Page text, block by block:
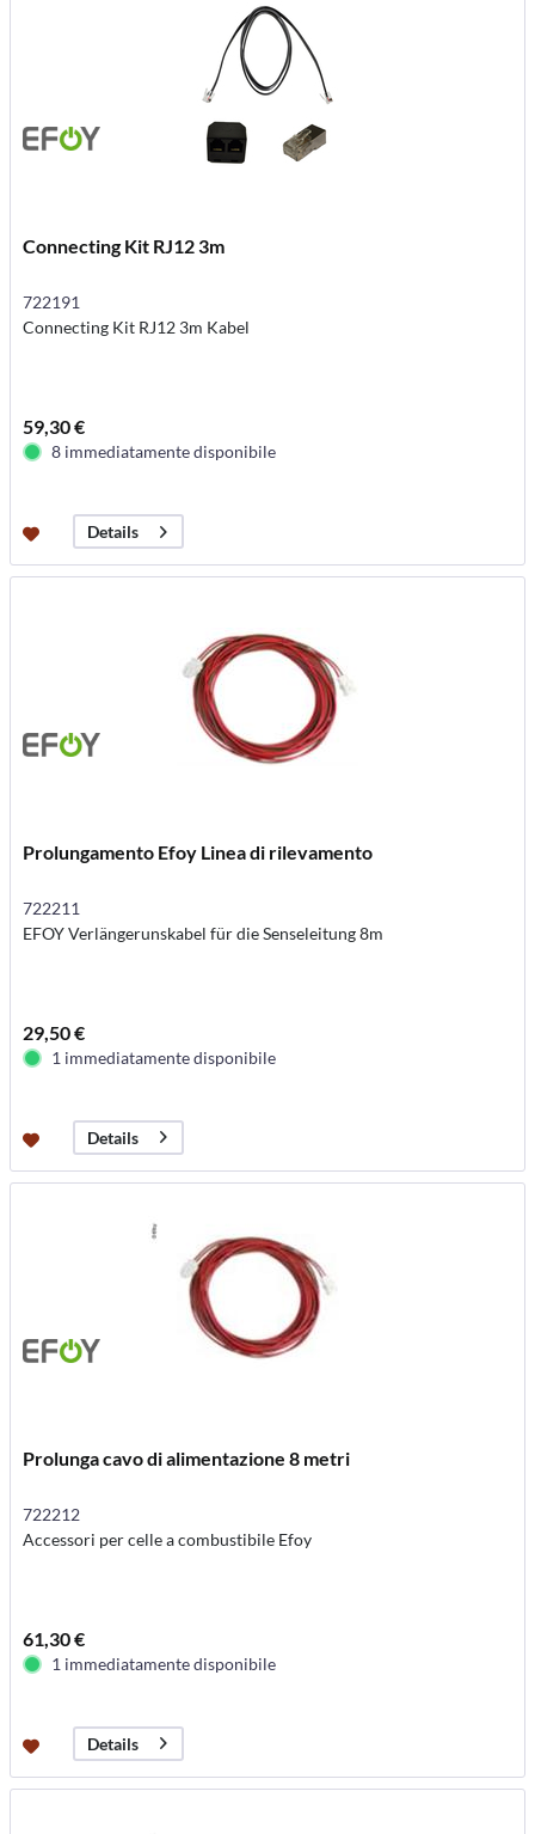
Connecting Kit RJ12 3m
722191
Connecting Kit RJ12 3m Kabel
59,30 €
8 immediatamente disponibile
Details
Prolungamento Efoy Linea di rilevamento
722211
EFOY Verlängerunskabel für die Senseleitung 8m
29,50 €
1 immediatamente disponibile
Details
Prolunga cavo di alimentazione 8 metri
722212
Accessori per celle a combustibile Efoy
61,30 €
1 immediatamente disponibile
Details